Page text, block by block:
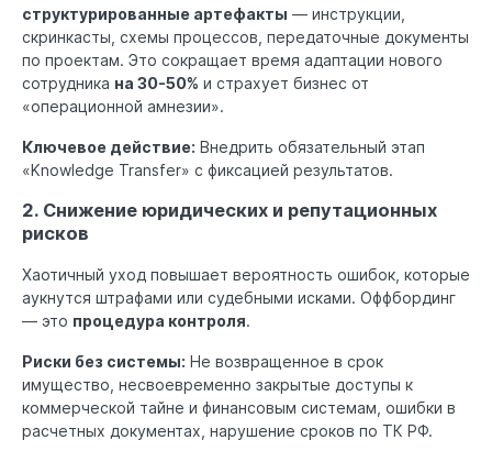
структурированные артефакты — инструкции,
скринкасты, схемы процессов, передаточные документы
по проектам. Это сокращает время адаптации нового
сотрудника на 30-50% и страхует бизнес от
«операционной амнезии».
Ключевое действие: Внедрить обязательный этап
«Knowledge Transfer» с фиксацией результатов.
2. Снижение юридических и репутационных
рисков
Хаотичный уход повышает вероятность ошибок, которые
аукнутся штрафами или судебными исками. Оффбординг
— это процедура контроля.
Риски без системы: Не возвращенное в срок
имущество, несвоевременно закрытые доступы к
коммерческой тайне и финансовым системам, ошибки в
расчетных документах, нарушение сроков по ТК РФ.